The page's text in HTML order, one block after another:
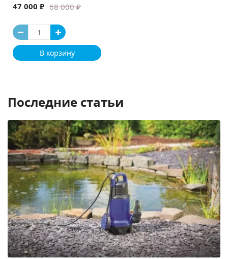
68 000 ₽
47 000 ₽
В корзину
Последние статьи